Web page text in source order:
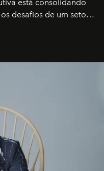
está consolidando
desafios de um setor